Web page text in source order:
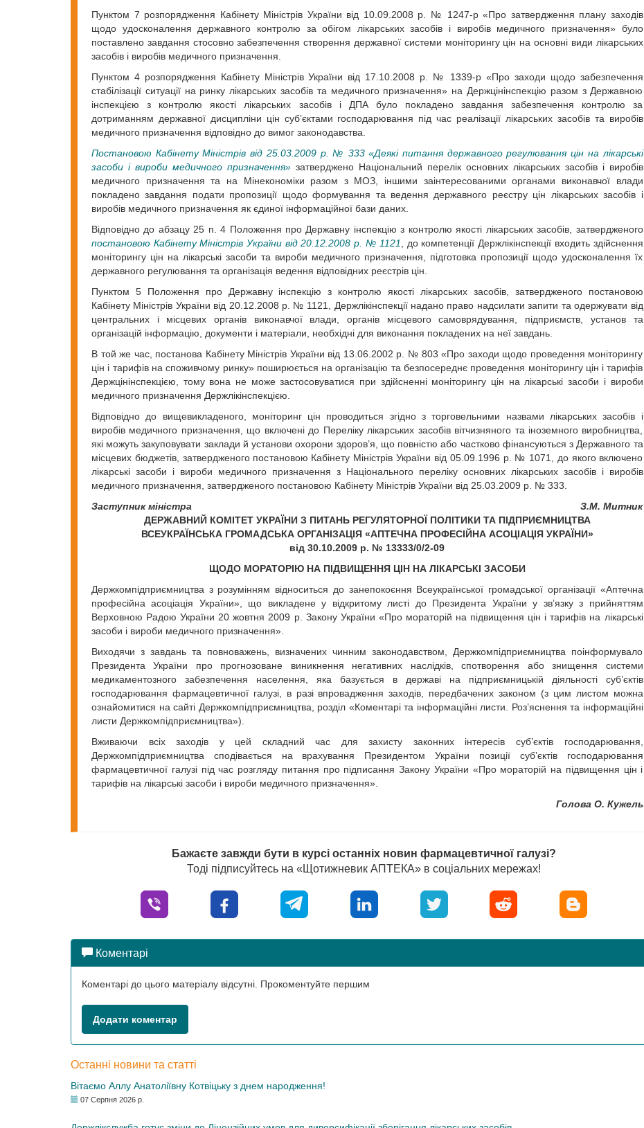
Пунктом 7 розпорядження Кабінету Міністрів України від 10.09.2008 р. № 1247-р «Про затвердження плану заходів
щодо удосконалення державного контролю за обігом лікарських засобів і виробів медичного призначення» було
поставлено завдання стосовно забезпечення створення державної системи моніторингу цін на основні види лікарських
засобів і виробів медичного призначення.
Пунктом 4 розпорядження Кабінету Міністрів України від 17.10.2008 р. № 1339-р «Про заходи щодо забезпечення
стабілізації ситуації на ринку лікарських засобів та медичного призначення» на Держцінінспекцію разом з Державною
інспекцією з контролю якості лікарських засобів і ДПА було покладено завдання забезпечення контролю за
дотриманням державної дисципліни цін суб’єктами господарювання під час реалізації лікарських засобів та виробів
медичного призначення відповідно до вимог законодавства.
Постановою Кабінету Міністрів від 25.03.2009 р. № 333 «Деякі питання держав­ного регулювання цін на лікарські
засоби і вироби медичного призначення»затверджено Національний перелік основних лікарських засобів і виробів
медичного призначення та на Мінекономіки разом з МОЗ, іншими заінтересованими органами виконавчої влади
покладено завдання подати пропозиції щодо формування та ведення державного реєстру цін лікарських засобів і
виробів медичного призначення як єдиної інформаційної бази даних.
Відповідно до абзацу 25 п. 4 Положення про Державну інспекцію з контролю якості лікарських засобів, затвердженого
постановою Кабінету Міністрів України від 20.12.2008 р. № 1121
, до компетенції Держлікінспекції входить здійснення
моніторингу цін на лікарські засоби та вироби медичного призначення, підготовка пропозиції щодо удосконалення їх
державного регулювання та організація ведення відповідних реєстрів цін.
Пунктом 5 Положення про Державну інспекцію з контролю якості лікарських засобів, затвердженого постановою
Кабінету Міністрів України від 20.12.2008 р. № 1121, Держлікінспекції надано право надсилати запити та одержувати від
центральних і місцевих органів виконавчої влади, органів місцевого самоврядування, підприємств, установ та
організацій інформацію, документи і матеріали, необхідні для виконання покладених на неї завдань.
В той же час, постанова Кабінету Міністрів України від 13.06.2002 р. № 803 «Про заходи щодо проведення моніторингу
цін і тарифів на споживчому ринку» поширюється на організацію та безпосереднє проведення моніторингу цін і тарифів
Держцінінспекцією, тому вона не може застосовуватися при здійсненні моніторингу цін на лікарські засоби і вироби
медичного призначення Держлікінспекцією.
Відповідно до вищевикладеного, моніторинг цін проводиться згідно з торговельними назвами лікарських засобів і
виробів медичного призначення, що включені до Переліку лікарських засобів вітчизняного та іноземного виробництва,
які можуть закуповувати заклади й установи охорони здоров’я, що повністю або частково фінансуються з Державного та
місцевих бюджетів, затвердженого постановою Кабінету Міністрів України від 05.09.1996 р. № 1071, до якого включено
лікарські засоби і вироби медичного призначення з Національного переліку основних лікарських засобів і виробів
медичного призначення, затвердженого постановою Кабінету Міністрів України від 25.03.2009 р. № 333.
Заступник міністра
З.М. Митник
ДЕРЖАВНИЙ КОМІТЕТ УКРАЇНИ З ПИТАНЬ РЕГУЛЯТОРНОЇ ПОЛІТИКИ ТА ПІДПРИЄМНИЦТВА
ВСЕУКРАЇНСЬКА ГРОМАДСЬКА ОРГАНІЗАЦІЯ «АПТЕЧНА ПРОФЕСІЙНА АСОЦІАЦІЯ УКРАЇНИ»
від 30.10.2009 р. № 13333/0/2-09
ЩОДО МОРАТОРІЮ НА ПІДВИЩЕННЯ ЦІН НА ЛІКАРСЬКІ ЗАСОБИ
Держкомпідприємництва з розумінням відноситься до занепокоєння Всеукраїнської громадської організації «Аптечна
професійна асоціація України», що викладене у відкритому листі до Президента України у зв’язку з прийняттям
Верховною Радою України 20 жовтня 2009 р. Закону України «Про мораторій на підвищення цін і тарифів на лікарські
засоби і вироби медичного призначення».
Виходячи з завдань та повноважень, визначених чинним законодавством, Держкомпідприємництва поінформувало
Президента України про прогнозоване виникнення негативних наслідків, спотворення або знищення системи
медикаментозного забезпечення населення, яка базується в державі на підприємницькій діяльності суб’єктів
господарювання фармацевтичної галузі, в разі впровадження заходів, передбачених законом (з цим листом можна
ознайо­митися на сайті Держкомпідприємництва, розділ «Коментарі та інформаційні листи. Роз’яснення та інформаційні
листи Держкомпідприємництва»).
Вживаючи всіх заходів у цей складний час для захисту законних інтересів суб’єктів господарювання,
Держкомпідприємництва сподівається на врахування Президентом України позиції суб’єктів господарювання
фармацевтичної галузі під час розгляду питання про підписання Закону України «Про мораторій на підвищення цін і
тарифів на лікарські засоби і вироби медичного призначення».
Голова О. Кужель
Бажаєте завжди бути в курсі останніх новин фармацевтичної галузі?
Тоді підписуйтесь на «Щотижневик АПТЕКА» в соціальних мережах!
Коментарі
Коментарі до цього матеріалу відсутні. Прокоментуйте першим
Додати коментар
Останні новини та статті
Вітаємо Аллу Анатоліївну Котвіцьку з днем народження!
07 Серпня 2026 р.